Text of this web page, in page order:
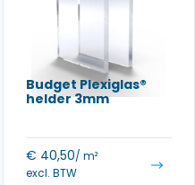
Budget Plexiglas®
helder 3mm
€ 40,50/ m²
excl. BTW